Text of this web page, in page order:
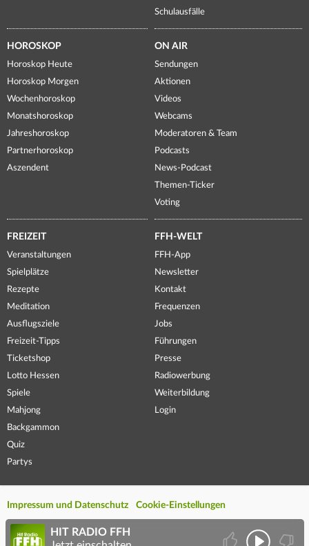
Schulausfälle
HOROSKOP
Horoskop Heute
Horoskop Morgen
Wochenhoroskop
Monatshoroskop
Jahreshoroskop
Partnerhoroskop
Aszendent
ON AIR
Sendungen
Aktionen
Videos
Webcams
Moderatoren & Team
Podcasts
News-Podcast
Themen-Ticker
Voting
FREIZEIT
Veranstaltungen
Spielplätze
Rezepte
Meditation
Ausflugsziele
Freizeit-Tipps
Ticketshop
Lotto Hessen
Spiele
Mahjong
Backgammon
Quiz
Partys
FFH-WELT
FFH-App
Newsletter
Kontakt
Frequenzen
Jobs
Führungen
Presse
Radiowerbung
Weiterbildung
Login
Impressum und Datenschutz Cookie-Einstellungen
HIT RADIO FFH